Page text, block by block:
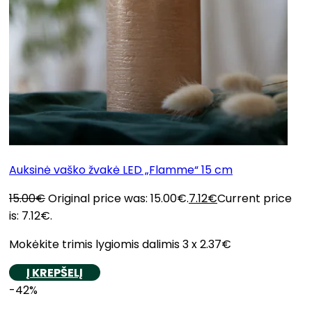
Auksinė vaško žvakė LED „Flamme“ 15 cm
15.00€Original price was: 15.00€.7.12€Current price
is: 7.12€.
Mokėkite trimis lygiomis dalimis 3 x 2.37€
Į KREPŠELĮ
-42%